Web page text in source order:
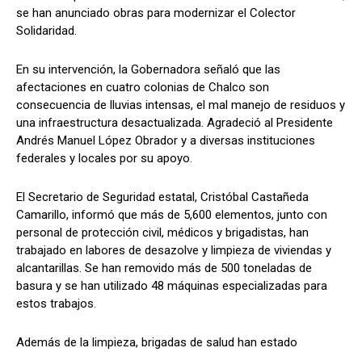
se han anunciado obras para modernizar el Colector
Solidaridad.
En su intervención, la Gobernadora señaló que las
afectaciones en cuatro colonias de Chalco son
consecuencia de lluvias intensas, el mal manejo de residuos y
una infraestructura desactualizada. Agradeció al Presidente
Andrés Manuel López Obrador y a diversas instituciones
federales y locales por su apoyo.
El Secretario de Seguridad estatal, Cristóbal Castañeda
Camarillo, informó que más de 5,600 elementos, junto con
personal de protección civil, médicos y brigadistas, han
trabajado en labores de desazolve y limpieza de viviendas y
alcantarillas. Se han removido más de 500 toneladas de
basura y se han utilizado 48 máquinas especializadas para
estos trabajos.
Además de la limpieza, brigadas de salud han estado